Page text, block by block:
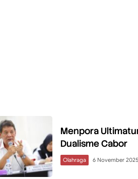
Menpora
Dualisme Cabor
Olahraga 6 November 2025